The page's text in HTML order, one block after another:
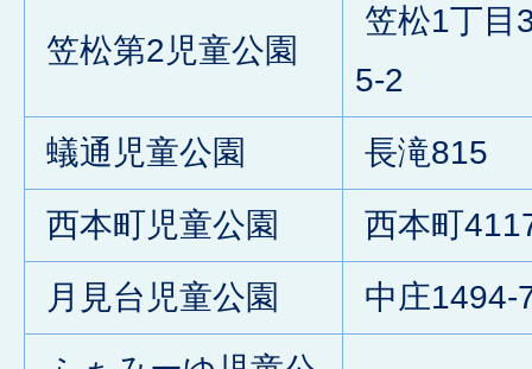
笠松第2児童公園
笠松1丁目
5-2
蟻通児童公園
長滝815
西本町児童公園
西本町
月見台児童公園
中庄1494-